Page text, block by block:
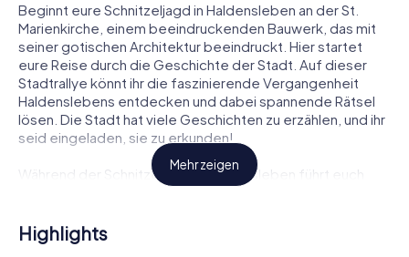
Beginnt eure Schnitzeljagd in Haldensleben an der St.
Marienkirche, einem beeindruckenden Bauwerk, das mit
seiner gotischen Architektur beeindruckt. Hier startet
eure Reise durch die Geschichte der Stadt. Auf dieser
Stadtrallye könnt ihr die faszinierende Vergangenheit
Haldenslebens entdecken und dabei spannende Rätsel
lösen. Die Stadt hat viele Geschichten zu erzählen, und ihr
seid eingeladen, sie zu erkunden!
Während der Schnitzeljagd in Haldensleben führt euch
euer Weg zu einigen der bekanntesten
eine beeindruckende Statue, die als Symbol für die
Stadtrechte steht, ist ein Muss auf eurer Route. Ihr werdet
Mehr zeigen
Highlights